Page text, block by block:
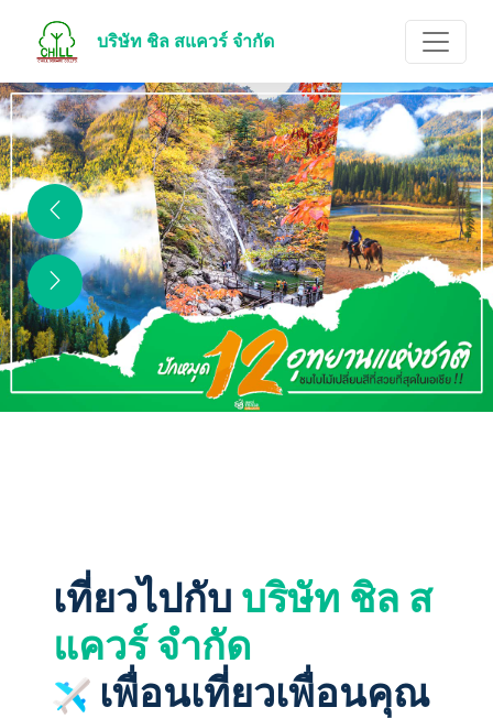
บริษัท ชิล สแควร์ จำกัด
เที่ยวไปกับ บริษัท ชิล ส
แควร์ จำกัด
เพื่อนเที่ยวเพื่อนคุณ